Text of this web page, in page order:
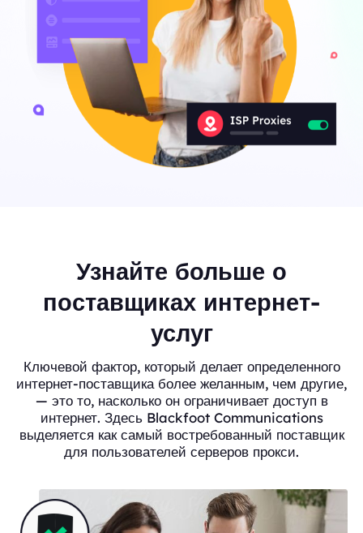
Узнайте больше о
поставщиках интернет-
услуг
Ключевой фактор, который делает определенного
интернет-поставщика более желанным, чем другие,
— это то, насколько он ограничивает доступ в
интернет. Здесь Blackfoot Communications
выделяется как самый востребованный поставщик
для пользователей серверов прокси.